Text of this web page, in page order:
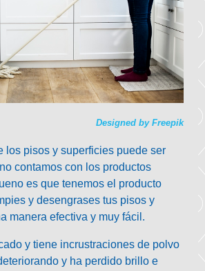
Designed by Freepik
los pisos y superficies puede ser
contamos con los productos
es que tenemos el producto
y desengrases tus pisos y
manera efectiva y muy fácil.
y tiene incrustraciones de polvo
y ha perdido brillo e